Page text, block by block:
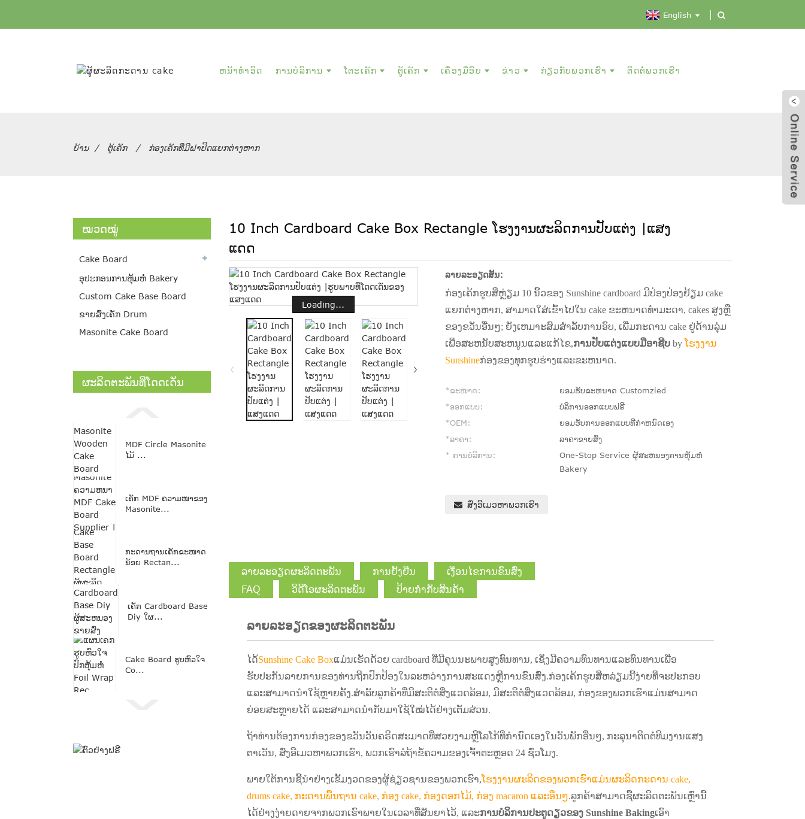
English
ຫນ້າທໍາອິດ ການບໍລິການ ໂຕະເຄັກ ຕູ້ເຄັກ ເຄື່ອງມືອົບ ຂ່າວ ກ່ຽວ​ກັບ​ພວກ​ເຮົາ ຕິດ​ຕໍ່​ພວກ​ເຮົາ
ບ້ານ ຕູ້ເຄັກ ກ່ອງເຄັກທີ່ມີຝາປິດແຍກຕ່າງຫາກ
ໝວດໝູ່
Cake Board
ອຸປະກອນການຫຸ້ມຫໍ່ Bakery
Custom Cake Base Board
ຂາຍສົ່ງເຄັກ Drum
Masonite Cake Board
ຜະລິດຕະພັນທີ່ໂດດເດັ່ນ
MDF Circle Masonite
ໄມ້ ...
ເຄັກ MDF ຄວາມໜາຂອງ
Masonite...
ກະດານຖານເຄັກຂະໜາດ
ນ້ອຍ Rectan...
ເຄັກ Cardboard Base
Diy ໃຜ...
Cake Board ຮູບຫົວໃຈ
Co...
10 Inch Cardboard Cake Box Rectangle ໂຮງງານຜະລິດການປັບແຕ່ງ |ແສງ
ແດດ
Loading...
ລາຍ​ລະ​ອຽດ​ສັ້ນ​:
ກ່ອງເຄ້ກຮູບສີ່ຫຼ່ຽມ 10 ນິ້ວຂອງ Sunshine cardboard ມີປ່ອງປ່ອງຢ້ຽມ cake
ແຍກຕ່າງຫາກ, ສາມາດໃສ່ເຂົ້າໄປໃນ cake ຂະຫນາດທໍາມະດາ, cakes ສູງຫຼື
ຂອງຂວັນອື່ນໆ; ຍັງເຫມາະສົມສໍາລັບການອົບ, ເພີ່ມກະດານ cake ຢູ່ດ້ານລຸ່ມ
ເພື່ອສະຫນັບສະຫນູນແລະແກ້ໄຂ,ການປັບແຕ່ງແບບມືອາຊີບ byໂຮງງານ
Sunshineກ່ອງຂອງທຸກຮູບຮ່າງແລະຂະຫນາດ.
*ຂະໜາດ:
ຍອມຮັບຂະຫນາດ Customzied
*ອອກ​ແບບ:
ບໍລິການອອກແບບຟຣີ
*OEM:
ຍອມຮັບການອອກແບບທີ່ກໍາຫນົດເອງ
*ລາຄາ:
ລາຄາຂາຍສົ່ງ
* ການ​ບໍ​ລິ​ການ​:
One-Stop Service ຜູ້ສະຫນອງການຫຸ້ມຫໍ່
Bakery
ສົ່ງອີເມວຫາພວກເຮົາ
ລາຍລະອຽດຜະລິດຕະພັນ ການຢັ້ງຢືນ
ເງື່ອນໄຂການຂົນສົ່ງ
FAQ
ວິດີໂອຜະລິດຕະພັນ ປ້າຍກຳກັບສິນຄ້າ
ລາຍລະອຽດຂອງຜະລິດຕະພັນ
ໄດ້Sunshine Cake Boxແມ່ນເຮັດດ້ວຍ cardboard ທີ່ມີຄຸນນະພາບສູງທົນທານ, ເຊິ່ງມີຄວາມທົນທານແລະທົນທານເພື່ອ
ຮັບປະກັນລາຍການຂອງທ່ານຖືກປົກປ້ອງໃນລະຫວ່າງການສະແດງຫຼືການຂົນສົ່ງ.ກ່ອງເຄ້ກຮູບສີ່ຫລ່ຽມນີ້ງ່າຍທີ່ຈະປະກອບ
ແລະສາມາດນໍາໃຊ້ຫຼາຍຄັ້ງ.ສໍາລັບລູກຄ້າທີ່ມີສະຕິຕໍ່ສິ່ງແວດລ້ອມ, ມີສະຕິຕໍ່ສິ່ງແວດລ້ອມ, ກ່ອງຂອງພວກເຮົາແມ່ນສາມາດ
ຍ່ອຍສະຫຼາຍໄດ້ ແລະສາມາດນໍາກັບມາໃຊ້ໃໝ່ໄດ້ຢ່າງເຕັມສ່ວນ.
ຖ້າທ່ານຕ້ອງການກ່ອງຂອງຂວັນວັນຄຣິດສະມາດທີ່ສວຍງາມຫຼືໂລໂກ້ທີ່ກໍານົດເອງໃນວັນພັກອື່ນໆ, ກະລຸນາຕິດຕໍ່ທີມງານແສງ
ຕາເວັນ, ສົ່ງອີເມວຫາພວກເຮົາ, ພວກເຮົາລໍຖ້າຂໍ້ຄວາມຂອງເຈົ້າຕະຫຼອດ 24 ຊົ່ວໂມງ.
ພາຍ​ໃຕ້​ການ​ຊີ້​ນໍາ​ຢ່າງ​ເຂັ້ມ​ງວດ​ຂອງ​ຜູ້​ຊ່ຽວ​ຊານ​ຂອງ​ພວກ​ເຮົາ​,ໂຮງງານຜະລິດຂອງພວກເຮົາແມ່ນຜະລິດກະດານ cake,
drums cake, ກະດານພື້ນຖານ cake, ກ່ອງ cake, ກ່ອງດອກໄມ້, ກ່ອງ macaron ແລະອື່ນໆ.ລູກຄ້າສາມາດຊື້ຜະລິດຕະພັນເຫຼົ່ານີ້
ໄດ້ຢ່າງງ່າຍດາຍຈາກພວກເຮົາພາຍໃນເວລາທີ່ສັນຍາໄວ້, ແລະການບໍລິການປະຕູດຽວຂອງ Sunshine Bakingເອົາ